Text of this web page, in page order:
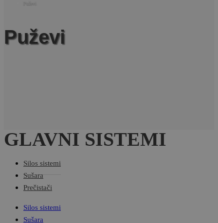
Puževi
Puževi
GLAVNI SISTEMI
Silos sistemi
Sušara
Prečistači
Silos sistemi
Sušara